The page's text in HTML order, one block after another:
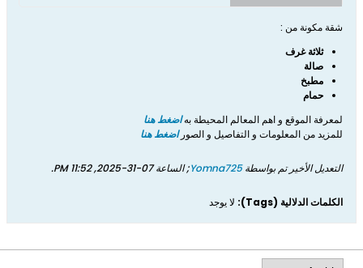
شقة مكونة من :
ثلاثة غرف
صالة
مطبخ
حمام
لمعرفة الموقع و اهم المعالم المحيطة بهاضغط هنا
للمزيد من المعلومات و التفاصيل و الصور اضغط هنا
التعديل الأخير تم بواسطةYomna725; الساعة07-31-2025, 11:52 PM
.
الكلمات الدلالية (Tags): لا يوجد